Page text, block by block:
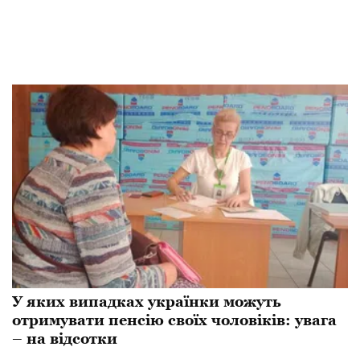
У яких випадках українки можуть
отримувати пенсію своїх чоловіків: увага
– на відсотки